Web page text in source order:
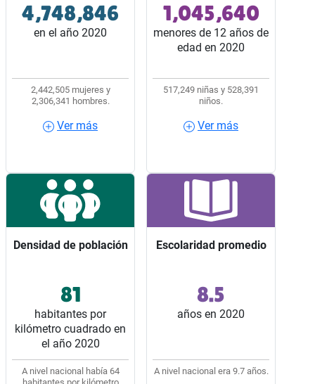
4,748,846
en el año 2020
2,442,505 mujeres y
2,306,341 hombres.
Ver más
Ocupó el lugar 9 entre
los 32 estados del país.
Ver más
1,045,640
menores de 12 años de
edad en 2020
517,249 niñas y 528,391
niños.
Ver más
Representaron 2 de
cada 10 habitantes del
estado.
Ver más
Densidad de población
81
habitantes por
kilómetro cuadrado en
el año 2020
A nivel nacional había 64
Densidad de población
Ocupó el lugar 15 entre
los 32 estados del país.
Escolaridad promedio
8.5
años en 2020
A nivel nacional era 9.7 años.
Escolaridad promedio
Ocupó el lugar 29 entre
los 32 estados del país.